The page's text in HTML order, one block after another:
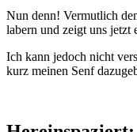
Nun denn! Vermutlich
labern und zeigt uns
Ich kann jedoch nicht
kurz meinen Senf